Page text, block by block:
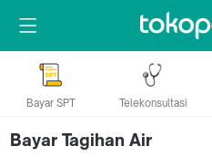
Bayar SPT Telekonsultasi
Bayar Tagihan Air